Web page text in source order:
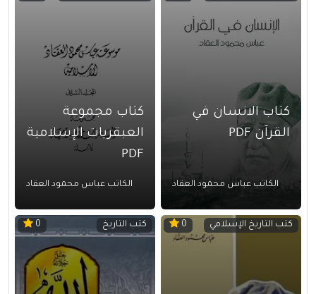
كتاب الانسان في
القرآن PDF
الكاتب عباس محمود العقاد
كتاب مجموعة
العبقريات الإسلامية
PDF
الكاتب عباس محمود العقاد
كتب التاريخ الإسلامي 0 كتب التاريخ 0